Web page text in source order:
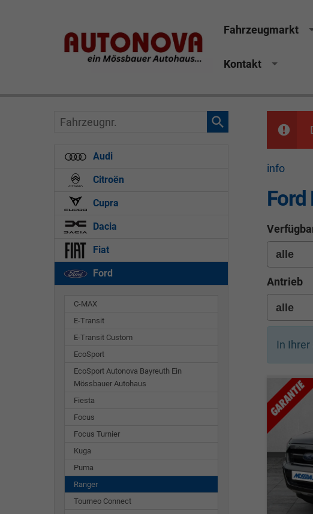
Fahrzeugmarkt
Kontakt
info
Ford
Antrieb
In
Fahrzeugnr.
Audi
Citroën
Cupra
Dacia
Fiat
Ford
C-MAX
E-Transit
E-Transit Custom
EcoSport
EcoSport Autonova Bayreuth Ein
Mössbauer Autohaus
Fiesta
Focus
Focus Turnier
Kuga
Puma
Ranger
Tourneo Connect